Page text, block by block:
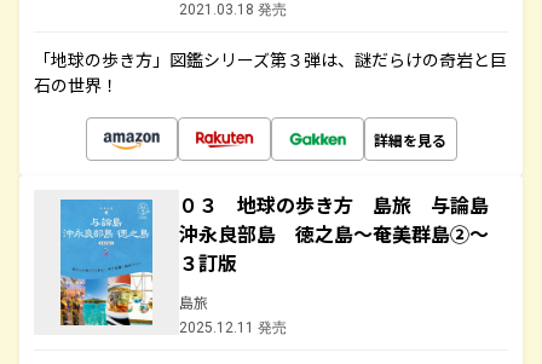
2021.03.18 発売
「地球の歩き方」図鑑シリーズ第３弾は、謎だらけの奇岩と巨
石の世界！
詳細を見る
０３ 地球の歩き方 島旅 与論島
沖永良部島 徳之島～奄美群島②～
３訂版
島旅
2025.12.11 発売